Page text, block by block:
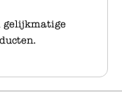
gelijkmatige